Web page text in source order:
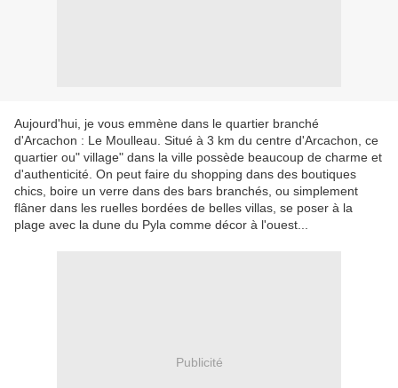
Aujourd'hui, je vous emmène dans le quartier branché
d'Arcachon : Le Moulleau. Situé à 3 km du centre d'Arcachon, ce
quartier ou" village" dans la ville possède beaucoup de charme et
d'authenticité. On peut faire du shopping dans des boutiques
chics, boire un verre dans des bars branchés, ou simplement
flâner dans les ruelles bordées de belles villas, se poser à la
plage avec la dune du Pyla comme décor à l'ouest...
Publicité